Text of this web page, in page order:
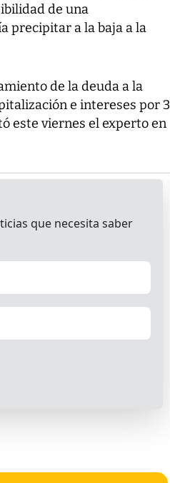
de una
precipitar a la baja a la
de la deuda a la
e intereses por 3
este viernes el experto en